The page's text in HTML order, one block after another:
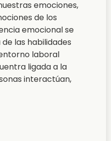
emociones,
de los
emocional se
las habilidades
laboral
ligada a la
interactúan,